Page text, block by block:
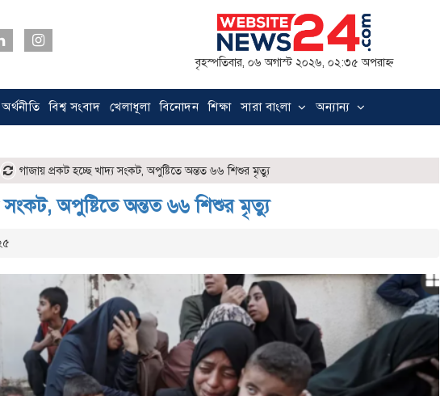
বৃহস্পতিবার, ০৬ অগাস্ট ২০২৬, ০২:৩৫ অপরাহ্ন
অর্থনীতি বিশ্ব সংবাদ খেলাধূলা বিনোদন শিক্ষা সারা বাংলা অন্যান্য
গাজায় প্রকট হচ্ছে খাদ্য সংকট, অপুষ্টিতে অন্তত ৬৬ শিশুর মৃত্যু
সংকট, অপুষ্টিতে অন্তত ৬৬ শিশুর মৃত্যু